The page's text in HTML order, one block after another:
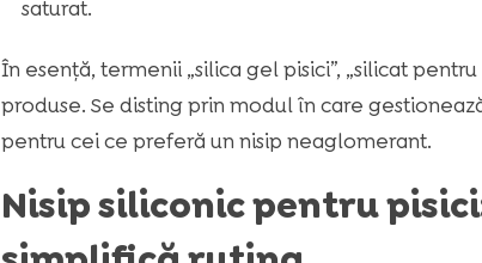
saturat.
În esență, termenii „silica gel pisici”, „silicat
produse. Se disting prin modul în care
pentru cei ce preferă un nisip neaglomerant.
Nisip siliconic pentru